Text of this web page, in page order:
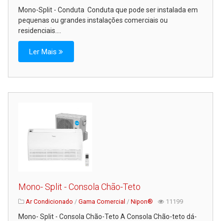
Mono-Split - Conduta Conduta que pode ser instalada em
pequenas ou grandes instalações comerciais ou
residenciais....
Ler Mais
Mono- Split - Consola Chão-Teto
Ar Condicionado / Gama Comercial / Nipon® 11199
Mono- Split - Consola Chão-Teto A Consola Chão-teto dá-